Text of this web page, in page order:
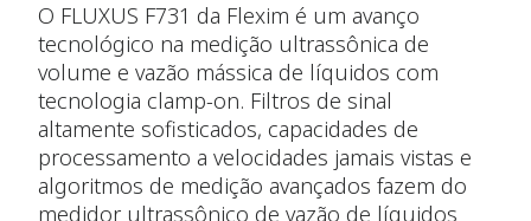
O FLUXUS F731 da Flexim é um avanço
tecnológico na medição ultrassônica de
volume e vazão mássica de líquidos com
tecnologia clamp-on. Filtros de sinal
altamente sofisticados, capacidades de
processamento a velocidades jamais vistas e
algoritmos de medição avançados fazem do
medidor ultrassônico de vazão de líquidos